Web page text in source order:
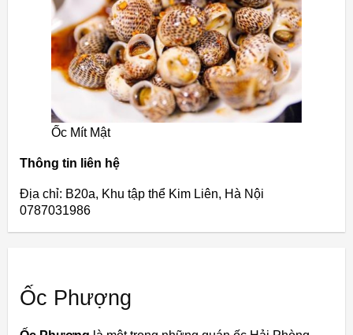
Ốc Mít Mật
Thông tin liên hệ
Địa chỉ: B20a, Khu tập thể Kim Liên, Hà Nội
0787031986
Ốc Phượng